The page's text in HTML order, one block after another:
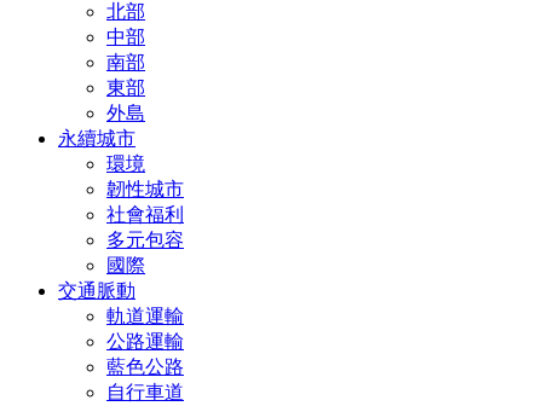
北部
中部
南部
東部
外島
永續城市
環境
韌性城市
社會福利
多元包容
國際
交通脈動
軌道運輸
公路運輸
藍色公路
自行車道